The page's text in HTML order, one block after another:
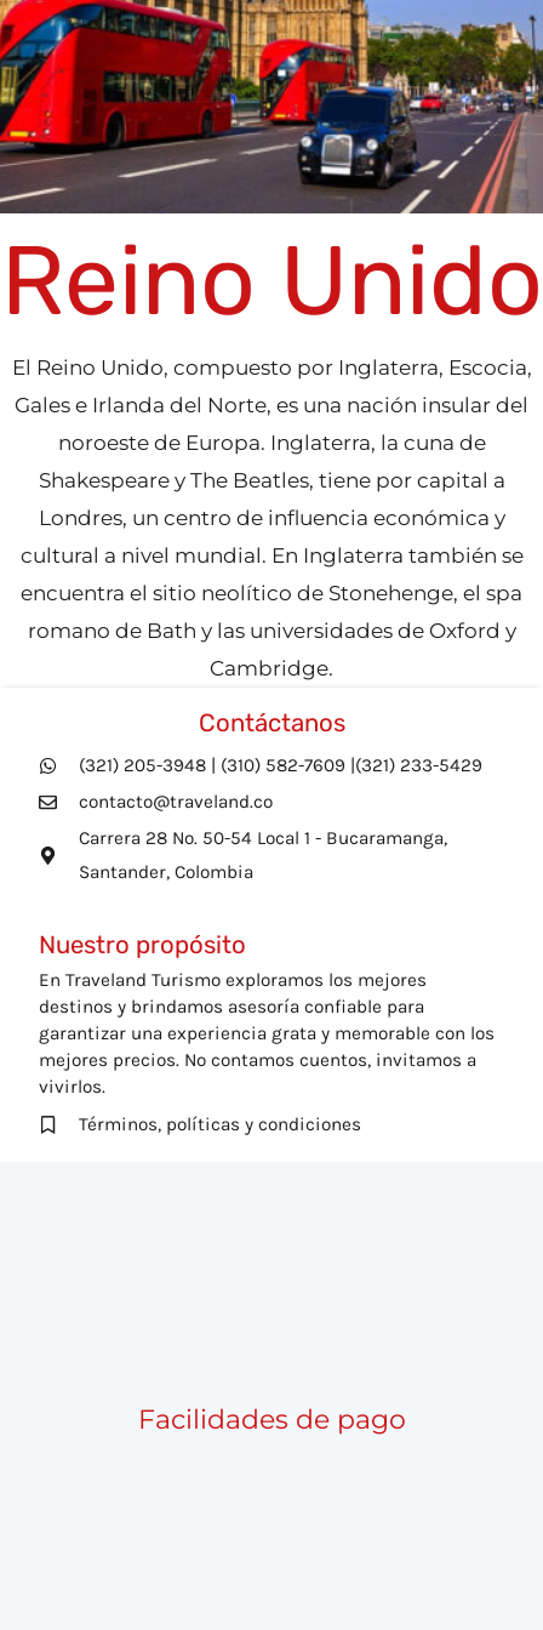
Reino Unido
El Reino Unido, compuesto por Inglaterra, Escocia,
Gales e Irlanda del Norte, es una nación insular del
noroeste de Europa. Inglaterra, la cuna de
Shakespeare y The Beatles, tiene por capital a
Londres, un centro de influencia económica y
cultural a nivel mundial. En Inglaterra también se
encuentra el sitio neolítico de Stonehenge, el spa
romano de Bath y las universidades de Oxford y
Cambridge.
Contáctanos
(321) 205-3948 | (310) 582-7609 |(321) 233-5429
contacto@traveland.co
Carrera 28 No. 50-54 Local 1 - Bucaramanga,
Santander, Colombia
Nuestro propósito
En Traveland Turismo exploramos los mejores
destinos y brindamos asesoría confiable para
garantizar una experiencia grata y memorable con los
mejores precios. No contamos cuentos, invitamos a
vivirlos.
Términos, políticas y condiciones
Facilidades de pago